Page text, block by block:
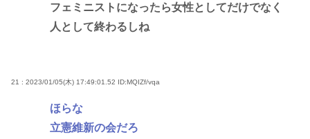
フェミニストになったら女性としてだけでなく
人として終わるしね
21 : 2023/01/05(木) 17:49:01.52 ID:MQIZf/vqa
ほらな
立憲維新の会だろ